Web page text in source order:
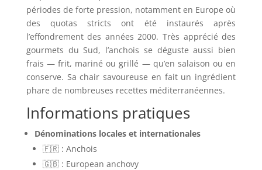
périodes de forte pression, notamment en Europe où
des quotas stricts ont été instaurés après
l’effondrement des années 2000. Très apprécié des
gourmets du Sud, l’anchois se déguste aussi bien
frais — frit, mariné ou grillé — qu’en salaison ou en
conserve. Sa chair savoureuse en fait un ingrédient
phare de nombreuses recettes méditerranéennes.
Informations pratiques
Dénominations locales et internationales
🇫🇷 : Anchois
🇬🇧 : European anchovy